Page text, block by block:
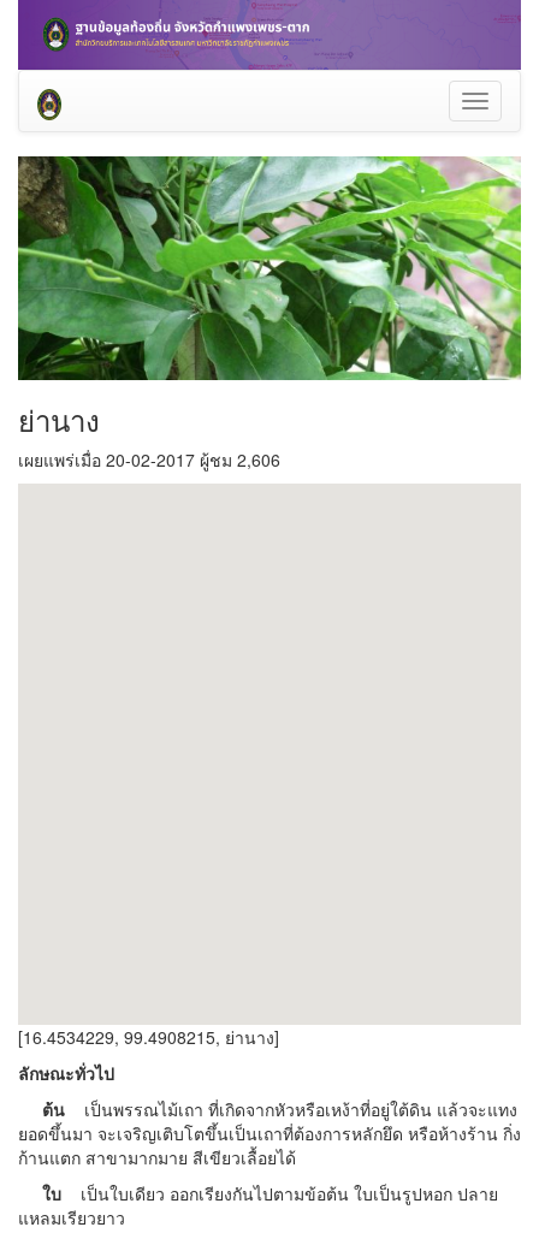
Toggle
ย่านาง
เผยแพร่เมื่อ 20-02-2017 ผู้ชม 2,606
[16.4534229, 99.4908215, ย่านาง]
ลักษณะทั่วไป
ต้น เป็นพรรณไม้เถา ที่เกิดจากหัวหรือเหง้าที่อยู่ใต้ดิน แล้วจะแทง
ยอดขึ้นมา จะเจริญเติบโตขึ้นเป็นเถาที่ต้องการหลักยึด หรือห้างร้าน กิ่ง
ก้านแตก สาขามากมาย สีเขียวเลื้อยได้
ใบ เป็นใบเดียว ออกเรียงกันไปตามข้อต้น ใบเป็นรูปหอก ปลาย
แหลมเรียวยาว